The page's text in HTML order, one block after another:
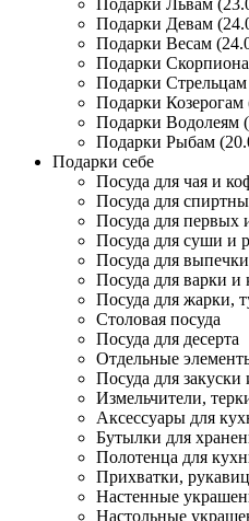
Подарки Львам
Подарки Девам
Подарки Весам
Подарки
Подарки
Подарки Козерогам
Подарки Водолеям
Подарки Рыбам
Подарки себе
Посуда для чая и
Посуда для
Посуда для первых
Посуда для суши и
Посуда для выпечки
Посуда для варки и
Посуда для жарки,
Столовая посуда
Посуда для десерта
Отдельные
Посуда для закуски
Измельчители,
Аксессуары для
Бутылки для
Полотенца для
Прихватки,
Настенные
Настольные